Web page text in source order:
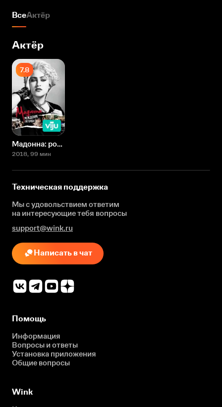
ВсеАктёр
Актёр
7.8
Мадонна: рождение легенды
2018, 99 мин
Техническая поддержка
Мы с удовольствием ответим
на интересующиетебя вопросы
support@wink.ru
Написать в чат
Помощь
Информация
Вопросы и ответы
Установка приложения
Общие вопросы
Wink